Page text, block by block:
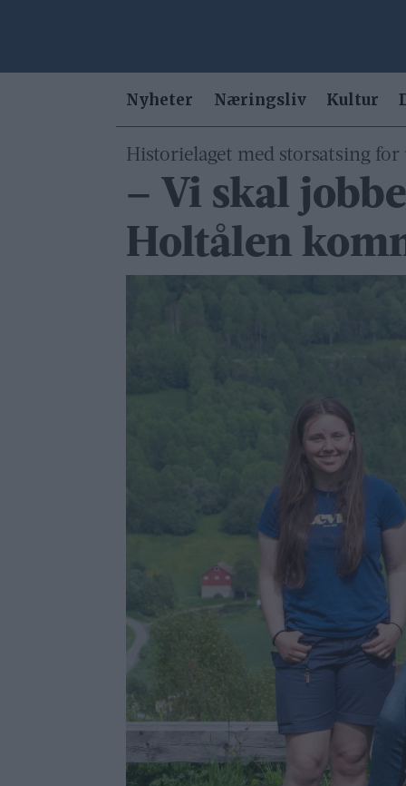
Nyheter Næringsliv Kultur
Historielaget med storsatsing for
– Vi skal
Holtålen